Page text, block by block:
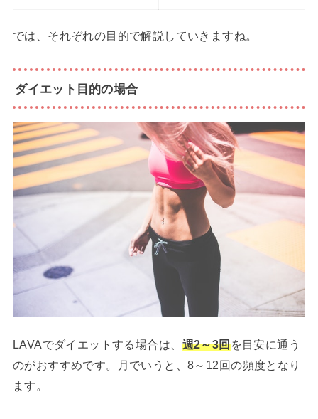
では、それぞれの目的で解説していきますね。
ダイエット目的の場合
LAVAでダイエットする場合は、 週2～3回を目安に通う
のがおすすめです。月でいうと、8～12回の頻度となり
ます。